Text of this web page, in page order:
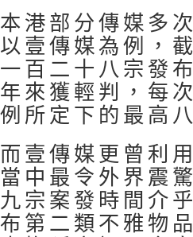
本港部分傳媒多
以壹傳媒為例，
一百二十八宗發
年來獲輕判，每
例所定下的最高
而壹傳媒更曾利
當中最令外界震
九宗案發時間介
布第二類不雅物